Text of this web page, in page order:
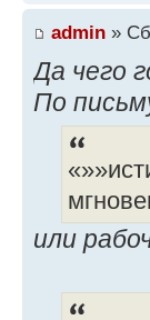
admin »
Да чего
По
или